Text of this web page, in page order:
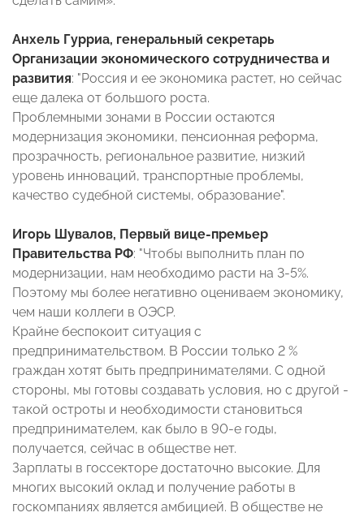
Анхель Гурриа, генеральный секретарь
Организации экономического сотрудничества и
развития: "Россия и ее экономика растет, но сейчас
еще далека от большого роста.
Проблемными зонами в России остаются
модернизация экономики, пенсионная реформа,
прозрачность, региональное развитие, низкий
уровень инноваций, транспортные проблемы,
качество судебной системы, образование".
Игорь Шувалов, Первый вице-премьер
Правительства РФ: "Чтобы выполнить план по
модернизации, нам необходимо расти на 3-5%.
Поэтому мы более негативно оцениваем экономику,
чем наши коллеги в ОЭСР.
Крайне беспокоит ситуация с
предпринимательством. В России только 2 %
граждан хотят быть предпринимателями. С одной
стороны, мы готовы создавать условия, но с другой -
такой остроты и необходимости становиться
предпринимателем, как было в 90-е годы,
получается, сейчас в обществе нет.
Зарплаты в госсекторе достаточно высокие. Для
многих высокий оклад и получение работы в
госкомпаниях является амбицией. В обществе не